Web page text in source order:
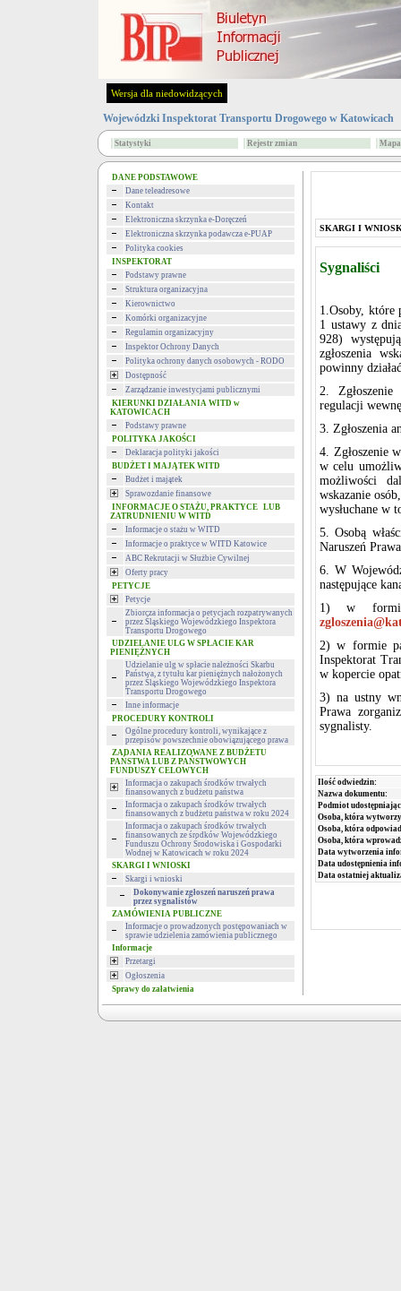
Wersja dla niedowidzących
Wojewódzki Inspektorat Transportu Drogowego w Katowicach
Statystyki Rejestr zmian
DANE PODSTAWOWE
Dane teleadresowe
Kontakt
Elektroniczna skrzynka e-Doręczeń
Elektroniczna skrzynka podawcza e-PUAP
Polityka cookies
INSPEKTORAT
Podstawy prawne
Struktura organizacyjna
Kierownictwo
Komórki organizacyjne
Regulamin organizacyjny
Inspektor Ochrony Danych
Polityka ochrony danych osobowych - RODO
Dostępność
Zarządzanie inwestycjami publicznymi
KIERUNKI DZIAŁANIA WITD w
KATOWICACH
Podstawy prawne
POLITYKA JAKOŚCI
Deklaracja polityki jakości
BUDŻET I MAJĄTEK WITD
Budżet i majątek
Sprawozdanie finansowe
INFORMACJE O STAŻU, PRAKTYCE LUB
ZATRUDNIENIU W WITD
Informacje o stażu w WITD
Informacje o praktyce w WITD Katowice
ABC Rekrutacji w Służbie Cywilnej
Oferty pracy
PETYCJE
Petycje
Zbiorcza informacja o petycjach rozpatrywanych
przez Śląskiego Wojewódzkiego Inspektora
Transportu Drogowego
UDZIELANIE ULG W SPŁACIE KAR
PIENIĘŻNYCH
Udzielanie ulg w spłacie należności Skarbu
Państwa, z tytułu kar pieniężnych nałożonych
przez Śląskiego Wojewódzkiego Inspektora
Transportu Drogowego
Inne informacje
PROCEDURY KONTROLI
Ogólne procedury kontroli, wynikające z
przepisów powszechnie obowiązującego prawa
ZADANIA REALIZOWANE Z BUDŻETU
PAŃSTWA LUB Z PAŃSTWOWYCH
FUNDUSZY CELOWYCH
Informacja o zakupach środków trwałych
finansowanych z budżetu państwa
Informacja o zakupach środków trwałych
finansowanych z budżetu państwa w roku 2024
Informacja o zakupach środków trwałych
finansowanych ze środków Wojewódzkiego
Funduszu Ochrony Środowiska i Gospodarki
Wodnej w Katowicach w roku 2024
SKARGI I WNIOSKI
Skargi i wnioski
Dokonywanie zgłoszeń naruszeń prawa
przez sygnalistów
ZAMÓWIENIA PUBLICZNE
Informacje o prowadzonych postępowaniach w
sprawie udzielenia zamówienia publicznego
Informacje
Przetargi
Ogłoszenia
Sprawy do załatwienia
SKARGI I
Sygnaliści
1.Osoby, które
1 ustawy z
928)
zgłoszenia
powinny
2.
regulacji
3. Zgłoszenia
4. Zgłoszenie
w celu
możliwości
wskazanie
wysłuchane w
5. Osobą
Naruszeń
6. W
następujące
1) w formie
2) w formie
Inspektorat
w kopercie
3) na ustny
Prawa
sygnalisty.
Ilość odwiedzin:
Nazwa dokumentu:
Podmiot
Osoba, która
Osoba, która
Osoba, która
Data wytworzenia
Data udostępnienia
Data ostatniej